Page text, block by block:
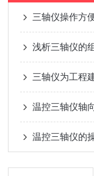
三轴仪操作方
浅析三轴仪的
三轴仪为工程
温控三轴仪轴
温控三轴仪的